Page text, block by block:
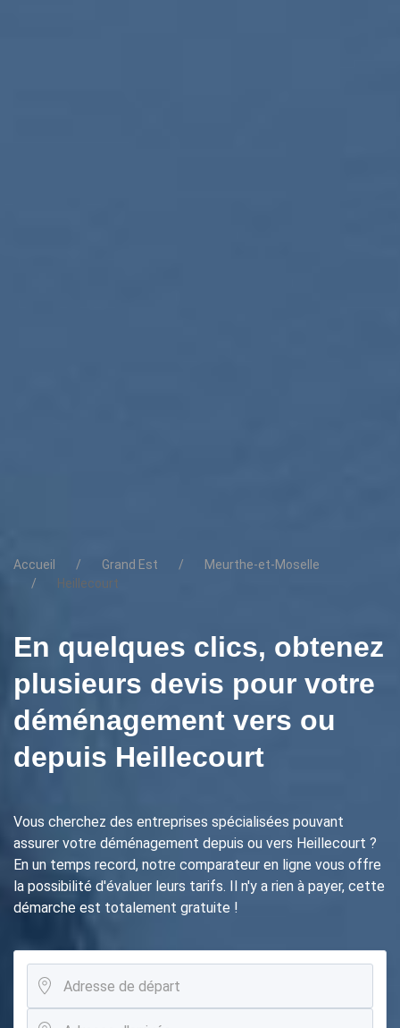
Accueil Grand Est
Meurthe-et-Moselle
Heillecourt
En quelques clics, obtenez
plusieurs devis pour votre
déménagement vers ou
depuis Heillecourt
Vous cherchez des entreprises spécialisées pouvant
assurer votre déménagement depuis ou vers Heillecourt ?
En un temps record, notre comparateur en ligne vous offre
la possibilité d'évaluer leurs tarifs. Il n'y a rien à payer, cette
démarche est totalement gratuite !